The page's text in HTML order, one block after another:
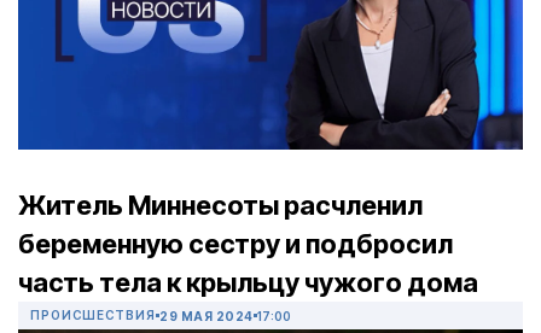
Житель Миннесоты расчленил
беременную сестру и подбросил
часть тела к крыльцу чужого дома
ПРОИСШЕСТВИЯ 29 МАЯ 2024 17:00